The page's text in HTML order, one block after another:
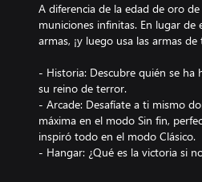
A diferencia de la edad de oro
municiones infinitas. En lugar
armas, ¡y luego usa las armas
- Historia: Descubre quién se ha
su reino de terror.
- Arcade: Desafíate a ti mismo
máxima en el modo Sin fin,
inspiró todo en el modo Clásico.
- Hangar: ¿Qué es la victoria si